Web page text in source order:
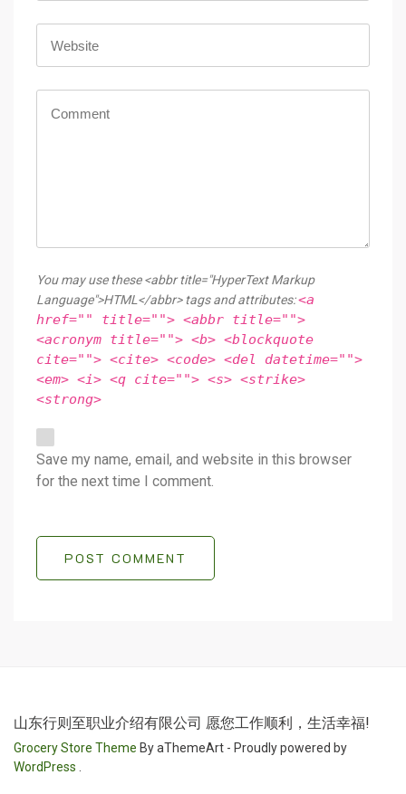
You may use these <abbr title="HyperText Markup
Language">HTML</abbr> tags and attributes:<a
href="" title=""> <abbr title="">
<acronym title=""> <b> <blockquote
cite=""> <cite> <code> <del datetime="">
<em> <i> <q cite=""> <s> <strike>
<strong>
Save my name, email, and website in this browser
for the next time I comment.
POST COMMENT
山东行则至职业介绍有限公司 愿您工作顺利，生活幸福!
Grocery Store Theme By aThemeArt - Proudly powered by
WordPress